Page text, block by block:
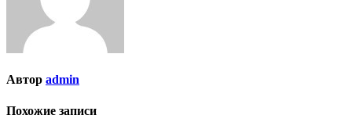
Автор admin
Похожие записи